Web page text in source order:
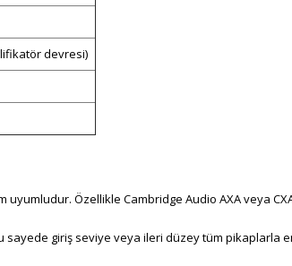
devresi)
Özellikle Cambridge Audio AXA veya
sayede giriş seviye veya ileri düzey tüm pikaplarla